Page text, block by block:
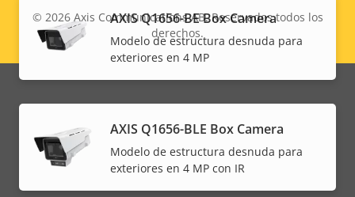
AXIS Q1656-BE Box Camera
Modelo de estructura desnuda para
exteriores en 4 MP
AXIS Q1656-BLE Box Camera
Modelo de estructura desnuda para
exteriores en 4 MP con IR
Legal
menu
© 2026Axis Communications AB. Reservados todos los
derechos.